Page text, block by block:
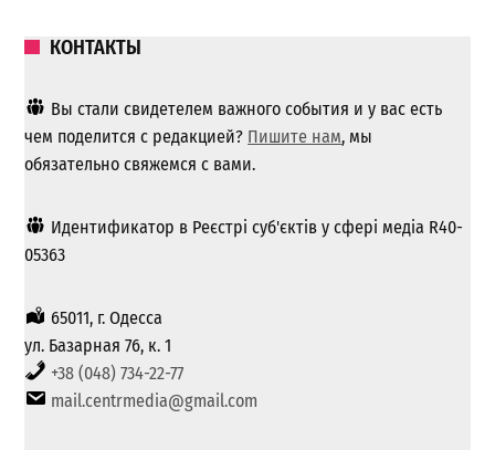
КОНТАКТЫ
Вы стали свидетелем важного события и у вас есть
чем поделится с редакцией? Пишите нам, мы
обязательно свяжемся с вами.
Идентификатор в Реєстрі суб'єктів у сфері медіа R40-
05363
65011, г. Одесса
ул. Базарная 76, к. 1
+38 (048) 734-22-77
mail.centrmedia@gmail.com